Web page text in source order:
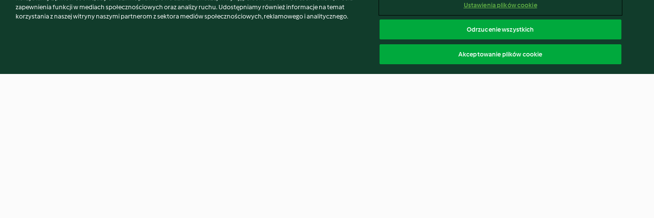
Może spodoba Ci się również...
zapewnienia funkcji w mediach społecznościowych oraz analizy ruchu. Udostępniamy również informacje na temat
korzystania z naszej witryny naszymi partnerom z sektora mediów społecznościowych, reklamowego i analitycznego.
Ustawienia plików cookie
Odrzucenie wszystkich
Akceptowanie plików cookie